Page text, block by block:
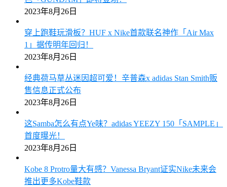
2023年8月26日
穿上跑鞋玩滑板？HUF x Nike首款联名神作「Air Max
1」据传明年回归！
2023年8月26日
经典荷马草丛迷因超可爱！辛普森x adidas Stan Smith贩
售信息正式公布
2023年8月26日
这Samba怎么有点Ye味？adidas YEEZY 150「SAMPLE」
首度曝光！
2023年8月26日
Kobe 8 Protro量大有感？Vanessa Bryant证实Nike未来会
推出更多Kobe鞋款